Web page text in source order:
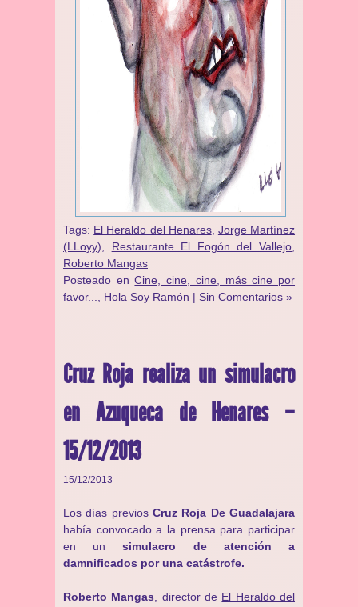
Tags: El Heraldo del Henares, Jorge Martínez
(LLoyy)
Restaurante El Fogón del Vallejo
Roberto Mangas
Posteado enCine, cine, cine, más cine por
favor...
Hola Soy Ramón | Sin Comentarios »
Cruz Roja realiza un simulacro
en Azuqueca de Henares –
15/12/2013
15/12/2013
Los días previos Cruz Roja De Guadalajara
había convocado a la prensa para participar
en unsimulacro de atención a
damnificados por una catástrofe.
Roberto Mangas , director de El Heraldo del